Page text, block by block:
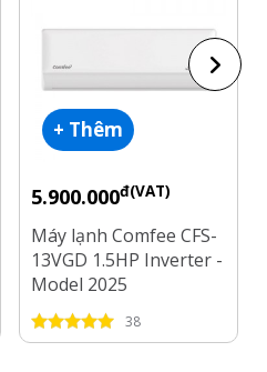
+ Thêm
5.900.000đ(VAT)
Máy lạnh Comfee CFS-
13VGD 1.5HP Inverter -
Model 2025
38